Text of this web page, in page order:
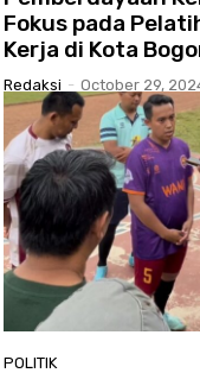
Fokus pada
Kerja di Kota
Redaksi - October 29,
POLITIK